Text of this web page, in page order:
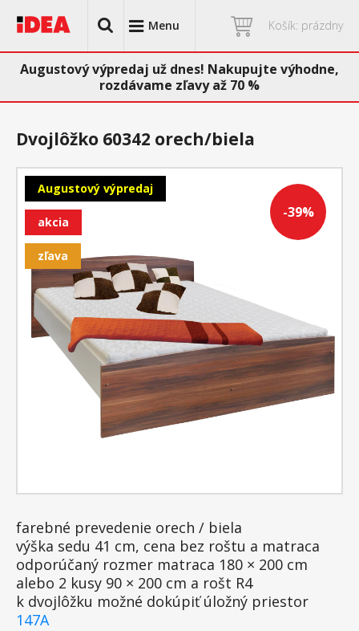
Menu Košík: prázdny
Augustový výpredaj už dnes! Nakupujte výhodne,
rozdávame zľavy až 70 %
-39%
Augustový výpredaj
akcia
zľava
Dvojlôžko 60342 orech/biela
farebné prevedenie orech / biela
výška sedu 41 cm, cena bez roštu a matraca
odporúčaný rozmer matraca 180 × 200 cm
alebo 2 kusy 90 × 200 cm a rošt R4
k dvojlôžku možné dokúpiť úložný priestor
147A